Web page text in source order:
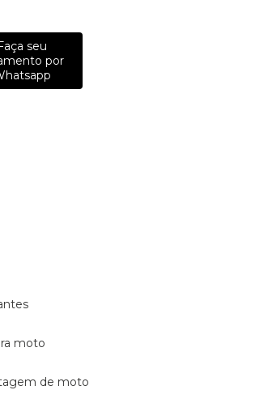
seu
por
moto
de moto